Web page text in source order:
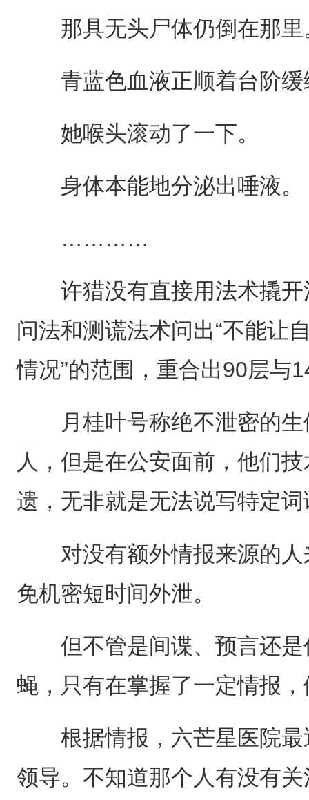
那具无头尸体仍倒在那里
青蓝色血液正顺着台阶缓
她喉头滚动了一下。
身体本能地分泌出唾液。
…………
许猎没有直接用法术撬开
问法和测谎法术问出“不能让
情况”的范围，重合出90层与
月桂叶号称绝不泄密的生
人，但是在公安面前，他们
遗，无非就是无法说写特定
对没有额外情报来源的人
免机密短时间外泄。
但不管是间谍、预言还是
蝇，只有在掌握了一定情报
根据情报，六芒星医院最
领导。不知道那个人有没有